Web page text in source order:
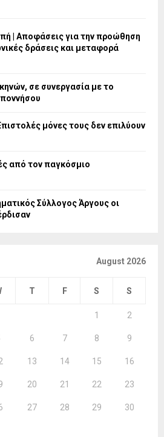
| Αποφάσεις για την προώθηση
δράσεις και μεταφορά
σε συνεργασία με το
μόνες τους δεν επιλύουν
από τον παγκόσμιο
Σύλλογος Άργους οι
August 2026
T F S S
1 2
6 7 8 9
13 14 15 16
20 21 22 23
27 28 29 30